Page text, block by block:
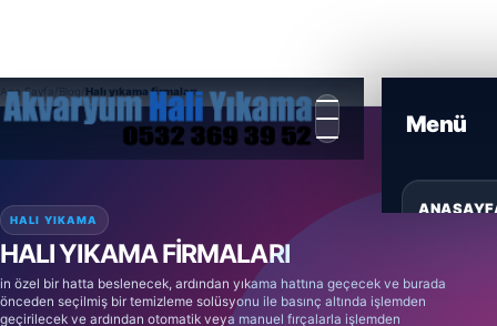
Ana Sayfa Halı yıkama firmaları
HALI YIKAMA
HALI YIKAMA FIRMALARI
in özel bir hatta beslenecek, ardından yıkama hattına geçecek ve burada
önceden seçilmiş bir temizleme solüsyonu ile basınç altında işlemden
geçirilecek ve ardından otomatik veya manuel fırçalarla işlemden